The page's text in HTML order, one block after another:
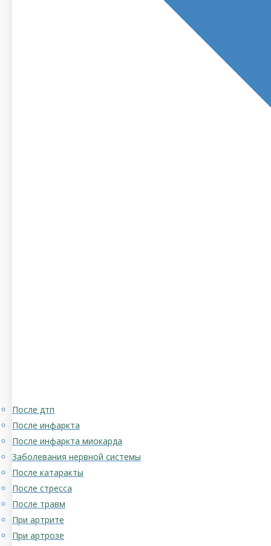
После дтп
После инфаркта
После инфаркта миокарда
Заболевания нервной системы
После катаракты
После стресса
После травм
При артрите
При артрозе